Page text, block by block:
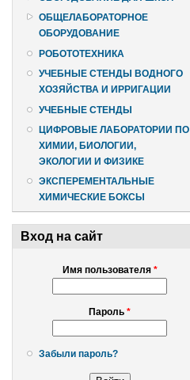
ОБЩЕЛАБОРАТОРНОЕ
ОБОРУДОВАНИЕ
РОБОТОТЕХНИКА
УЧЕБНЫЕ СТЕНДЫ ВОДНОГО
ХОЗЯЙСТВА И ИРРИГАЦИИ
УЧЕБНЫЕ СТЕНДЫ
ЦИФРОВЫЕ ЛАБОРАТОРИИ ПО
ХИМИИ, БИОЛОГИИ,
ЭКОЛОГИИ И ФИЗИКЕ
ЭКСПЕРЕМЕНТАЛЬНЫЕ
ХИМИЧЕСКИЕ БОКСЫ
Вход на сайт
Имя пользователя *
Пароль *
Забыли пароль?